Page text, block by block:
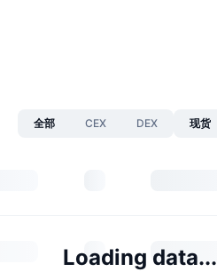
全部 CEX DEX 现货
Loading data...